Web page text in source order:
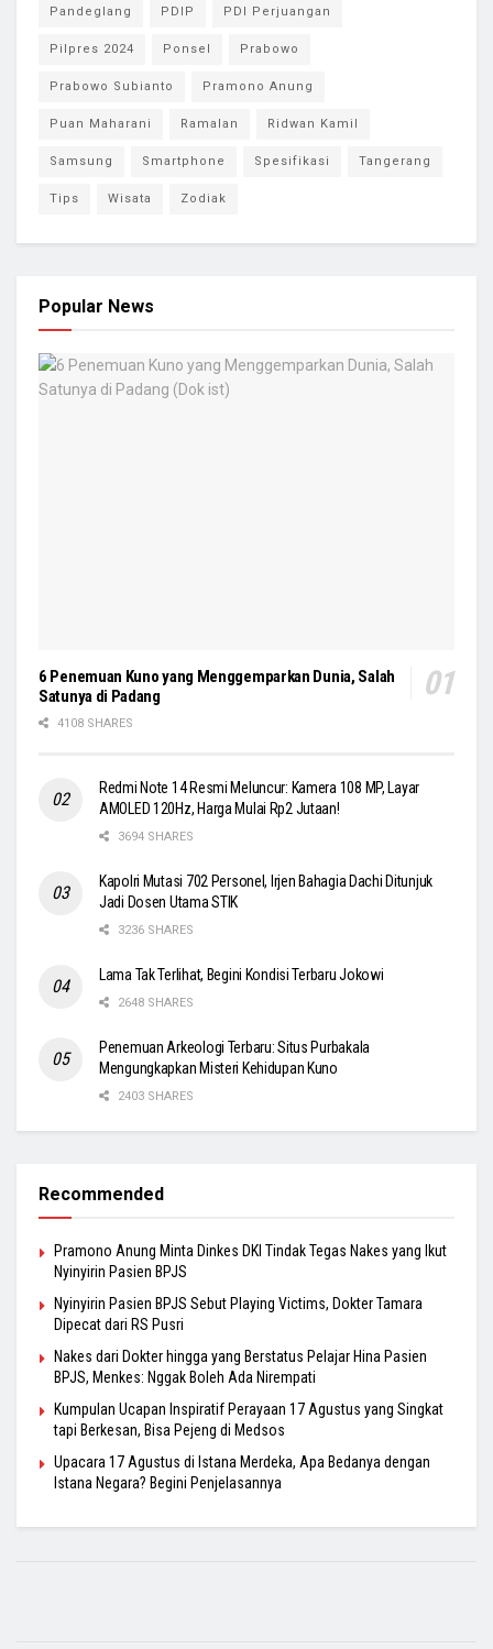
Pandeglang PDIP PDI Perjuangan
Pilpres 2024 Ponsel Prabowo
Prabowo Subianto Pramono Anung
Puan Maharani Ramalan Ridwan Kamil
Samsung Smartphone Spesifikasi Tangerang
Tips Wisata Zodiak
Popular News
6 Penemuan Kuno yang Menggemparkan Dunia, Salah
Satunya di Padang
4108 SHARES
Redmi Note 14 Resmi Meluncur: Kamera 108 MP, Layar
AMOLED 120Hz, Harga Mulai Rp2 Jutaan!
3694 SHARES
Kapolri Mutasi 702 Personel, Irjen Bahagia Dachi Ditunjuk
Jadi Dosen Utama STIK
3236 SHARES
Lama Tak Terlihat, Begini Kondisi Terbaru Jokowi
2648 SHARES
Penemuan Arkeologi Terbaru: Situs Purbakala
Mengungkapkan Misteri Kehidupan Kuno
2403 SHARES
Recommended
Pramono Anung Minta Dinkes DKI Tindak Tegas Nakes yang Ikut
Nyinyirin Pasien BPJS
Nyinyirin Pasien BPJS Sebut Playing Victims, Dokter Tamara
Dipecat dari RS Pusri
Nakes dari Dokter hingga yang Berstatus Pelajar Hina Pasien
BPJS, Menkes: Nggak Boleh Ada Nirempati
Kumpulan Ucapan Inspiratif Perayaan 17 Agustus yang Singkat
tapi Berkesan, Bisa Pejeng di Medsos
Upacara 17 Agustus di Istana Merdeka, Apa Bedanya dengan
Istana Negara? Begini Penjelasannya